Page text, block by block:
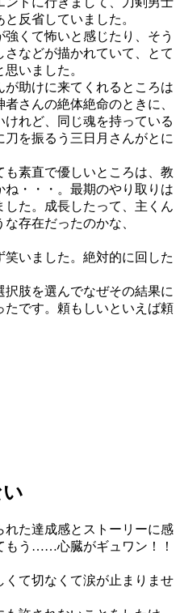
反省していました。
くて怖いと感じたり、そう
などが描かれていて、とて
いました。
が助けに来てくれるところは
さんの絶体絶命のときに、
れど、同じ魂を持っている
を振るう三日月さんがとに
素直で優しいところは、教
・・・。最期のやり取りは
た。成長したって、主くん
存在だったのかな、
いました。絶対的に回した
肢を選んでなぜその結果に
です。頼もしいといえば頼
た達成感とストーリーに感
もう……心臓がギュワン！！
くて切なくて涙が止まりませ